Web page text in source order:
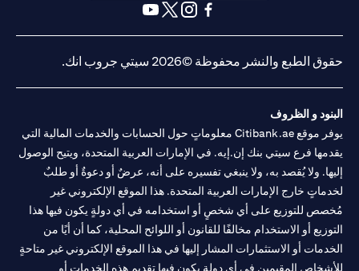
opens in a new tab
opens in a new tab
حقوق الطبع والنشر محفوظة ©2026 سيتي جروب انك.
البنود و الظروف
يوفر موقع Citibank.ae معلوماتٍ حول الحسابات والخدمات المالية التي
يقدمها فرع سيتي بنك إن.إيه. في الإمارات العربية المتحدة، ويتيح الوصول
إليها. ولا يُقصد به، ولا ينبغي تفسيره على أنه، عرضٌ أو دعوةٌ أو طلبٌ
لخدماتٍ خارج الإمارات العربية المتحدة. هذا الموقع الإلكتروني غير
مُخصص للتوزيع على أي شخصٍ أو استخدامه في أي دولةٍ يكون فيها هذا
التوزيع أو الاستخدام مخالفًا للقانون أو اللوائح المحلية، كما أن أيًا من
الخدمات أو الاستثمارات المشار إليها في هذا الموقع الإلكتروني غير متاحةٍ
للأشخاص المقيمين في أي دولةٍ يكون فيها تقديم هذه الخدمات أو